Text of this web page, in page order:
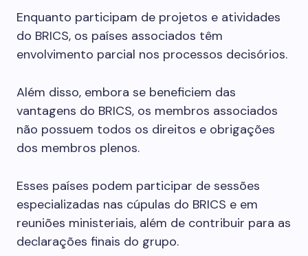
Enquanto participam de projetos e atividades
do BRICS, os países associados têm
envolvimento parcial nos processos decisórios.
Além disso, embora se beneficiem das
vantagens do BRICS, os membros associados
não possuem todos os direitos e obrigações
dos membros plenos.
Esses países podem participar de sessões
especializadas nas cúpulas do BRICS e em
reuniões ministeriais, além de contribuir para as
declarações finais do grupo.